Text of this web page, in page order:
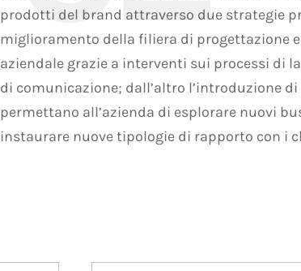
prodotti del brand attraverso due strategie
miglioramento della filiera di progettazione
aziendale grazie a interventi sui processi di
di comunicazione; dall’altro l’introduzione di
permettano all’azienda di esplorare nuovi
instaurare nuove tipologie di rapporto con i